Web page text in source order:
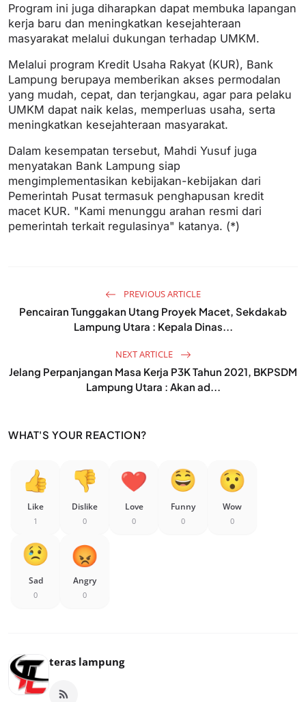
Program ini juga diharapkan dapat membuka lapangan
kerja baru dan meningkatkan kesejahteraan
masyarakat melalui dukungan terhadap UMKM.
Melalui program Kredit Usaha Rakyat (KUR), Bank
Lampung berupaya memberikan akses permodalan
yang mudah, cepat, dan terjangkau, agar para pelaku
UMKM dapat naik kelas, memperluas usaha, serta
meningkatkan kesejahteraan masyarakat.
Dalam kesempatan tersebut, Mahdi Yusuf juga
menyatakan Bank Lampung siap
mengimplementasikan kebijakan-kebijakan dari
Pemerintah Pusat termasuk penghapusan kredit
macet KUR. "Kami menunggu arahan resmi dari
pemerintah terkait regulasinya" katanya. (*)
PREVIOUS ARTICLE
Pencairan Tunggakan Utang Proyek Macet, Sekdakab
Lampung Utara : Kepala Dinas...
NEXT ARTICLE
Jelang Perpanjangan Masa Kerja P3K Tahun 2021, BKPSDM
Lampung Utara : Akan ad...
WHAT'S YOUR REACTION?
Like
1
Dislike
0
Love
0
Funny
0
Wow
0
Sad
0
Angry
0
teras lampung